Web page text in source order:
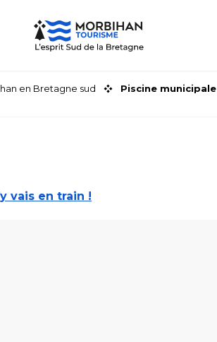
en Bretagne sud Piscine municipale
vais en train !